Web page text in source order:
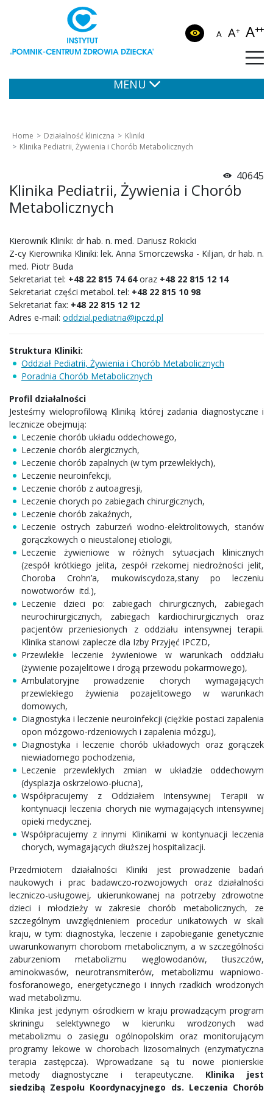
A A+ A++
MENU
Home Działalność kliniczna
Kliniki
Klinika Pediatrii, Żywienia i Chorób Metabolicznych
40645
Klinika Pediatrii, Żywienia i Chorób
Metabolicznych
Kierownik Kliniki: dr hab. n. med. Dariusz Rokicki
Z-cy Kierownika Kliniki: lek. Anna Smorczewska - Kiljan, dr hab. n.
med. Piotr Buda
Sekretariat tel: +48 22 815 74 64oraz +48 22 815 12 14
Sekretariat części metabol. tel: +48 22 815 10 98
Sekretariat fax: +48 22 815 12 12
Adres e-mail: oddzial.pediatria@ipczd.pl
Struktura Kliniki:
Oddział Pediatrii, Żywienia i Chorób Metabolicznych
Poradnia Chorób Metabolicznych
Profil działalności
Jesteśmy wieloprofilową Kliniką której zadania diagnostyczne i
lecznicze obejmują:
Leczenie chorób układu oddechowego,
Leczenie chorób alergicznych,
Leczenie chorób zapalnych (w tym przewlekłych),
Leczenie neuroinfekcji,
Leczenie chorób z autoagresji,
Leczenie chorych po zabiegach chirurgicznych,
Leczenie chorób zakaźnych,
Leczenie ostrych zaburzeń wodno-elektrolitowych, stanów
gorączkowych o nieustalonej etiologii,
Leczenie żywieniowe w różnych sytuacjach klinicznych
(zespół krótkiego jelita, zespół rzekomej niedrożności jelit,
Choroba Crohn’a, mukowiscydoza,stany po leczeniu
nowotworów itd.),
Leczenie dzieci po: zabiegach chirurgicznych, zabiegach
neurochirurgicznych, zabiegach kardiochirurgicznych oraz
pacjentów przeniesionych z oddziału intensywnej terapii.
Klinika stanowi zaplecze dla Izby Przyjęć IPCZD,
Przewlekłe leczenie żywieniowe w warunkach oddziału
(żywienie pozajelitowe i drogą przewodu pokarmowego),
Ambulatoryjne prowadzenie chorych wymagających
przewlekłego żywienia pozajelitowego w warunkach
domowych,
Diagnostyka i leczenie neuroinfekcji (ciężkie postaci zapalenia
opon mózgowo-rdzeniowych i zapalenia mózgu),
Diagnostyka i leczenie chorób układowych oraz gorączek
niewiadomego pochodzenia,
Leczenie przewlekłych zmian w układzie oddechowym
(dysplazja oskrzelowo-płucna),
Współpracujemy z Oddziałem Intensywnej Terapii w
kontynuacji leczenia chorych nie wymagających intensywnej
opieki medycznej.
Współpracujemy z innymi Klinikami w kontynuacji leczenia
chorych, wymagających dłuższej hospitalizacji.
Przedmiotem działalności Kliniki jest prowadzenie badań
naukowych i prac badawczo-rozwojowych oraz działalności
leczniczo-usługowej, ukierunkowanej na potrzeby zdrowotne
dzieci i młodzieży w zakresie chorób metabolicznych, ze
szczególnym uwzględnieniem procedur unikatowych w skali
kraju, w tym: diagnostyka, leczenie i zapobieganie genetycznie
uwarunkowanym chorobom metabolicznym, a w szczególności
zaburzeniom metabolizmu węglowodanów, tłuszczów,
aminokwasów, neurotransmiterów, metabolizmu wapniowo-
fosforanowego, energetycznego i innych rzadkich wrodzonych
wad metabolizmu.
Klinika jest jedynym ośrodkiem w kraju prowadzącym program
skriningu selektywnego w kierunku wrodzonych wad
metabolizmu o zasięgu ogólnopolskim oraz monitorującym
programy lekowe w chorobach lizosomalnych (enzymatyczna
terapia zastępcza). Wprowadzane są tu nowe pionierskie
metody diagnostyczne i terapeutyczne. Klinika jest
siedzibą Zespołu Koordynacyjnego ds. Leczenia Chorób